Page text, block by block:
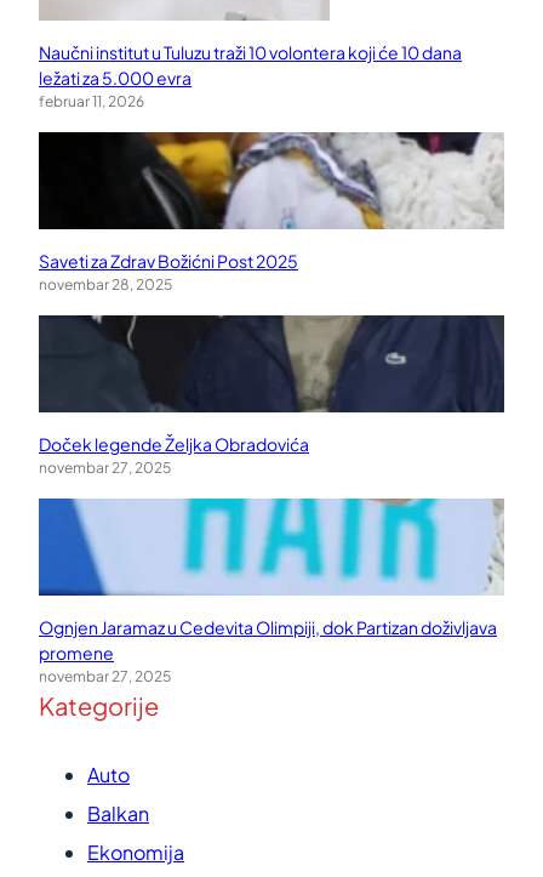
Naučni institut u Tuluzu traži 10 volontera koji će 10 dana
ležati za 5.000 evra
februar 11, 2026
Saveti za Zdrav Božićni Post 2025
novembar 28, 2025
Doček legende Željka Obradovića
novembar 27, 2025
Ognjen Jaramaz u Cedevita Olimpiji, dok Partizan doživljava
promene
novembar 27, 2025
Kategorije
Auto
Balkan
Ekonomija